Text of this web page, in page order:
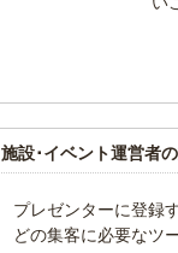
施設･イベント運営者
プレゼンターに登録
どの集客に必要なツ